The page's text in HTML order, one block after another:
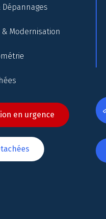
Dépannages
Modernisation
en urgence